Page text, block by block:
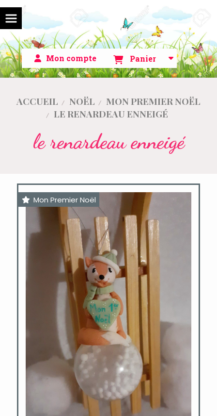
Mon compte Panier
ACCUEIL NOËL
MON PREMIER NOËL
LE RENARDEAU ENNEIGÉ
le renardeau enneigé
Mon Premier Noël